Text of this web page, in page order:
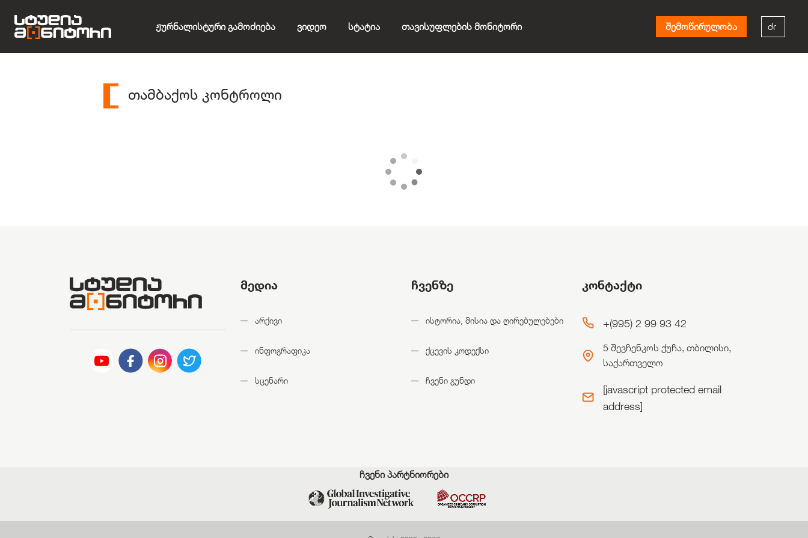
Ჟურნალისტური Გამოძიება Ვიდეო Სტატია Თავისუფლების Მონიტორი შემოწირულობა
თამბაქოს კონტროლი
მედია
არქივი
ინფოგრაფიკა
სცენარი
ჩვენზე
ისტორია, მისია და ღირებულებები
ქცევის კოდექსი
ჩვენი გუნდი
კონტაქტი
+(995) 2 99 93 42
5 შევჩენკოს ქუჩა, თბილისი,
საქართველო
[javascript protected email
address]
ჩვენი პარტნიორები